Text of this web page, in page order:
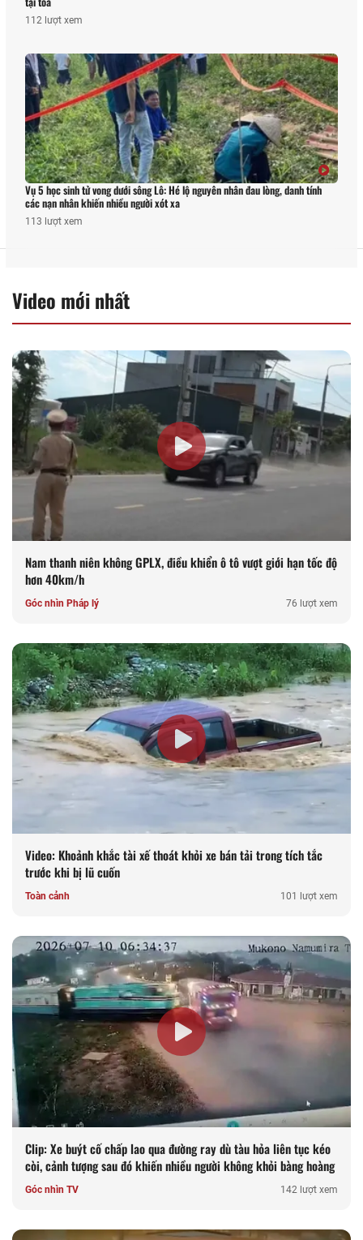
112 lượt xem
Vụ 5 học sinh tử vong dưới sông Lô: Hé lộ nguyên nhân đau lòng, danh tính
các nạn nhân khiến nhiều người xót xa
113 lượt xem
Video mới nhất
Nam thanh niên không GPLX, điều khiển ô tô vượt giới hạn tốc độ
hơn 40km/h
Góc nhìn Pháp lý 76 lượt xem
Video: Khoảnh khắc tài xế thoát khỏi xe bán tải trong tích tắc
trước khi bị lũ cuốn
Toàn cảnh 101 lượt xem
Clip: Xe buýt cố chấp lao qua đường ray dù tàu hỏa liên tục kéo
còi, cảnh tượng sau đó khiến nhiều người không khỏi bàng hoàng
Góc nhìn TV 142 lượt xem